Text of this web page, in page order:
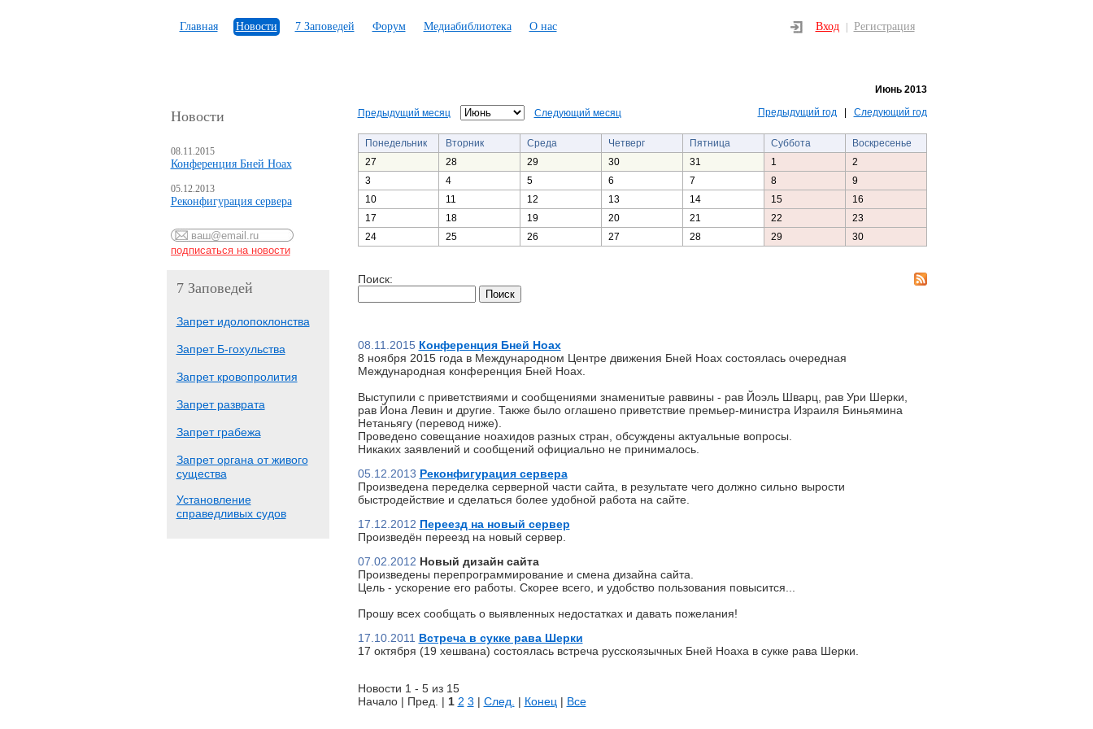
Главная Новости 7 Заповедей Форум Медиабиблиотека О нас Вход Регистрация
Новости
08.11.2015
Конференция Бней Ноах
05.12.2013
Реконфигурация сервера
7 Заповедей
Запрет идолопоклонства
Запрет Б-гохульства
Запрет кровопролития
Запрет разврата
Запрет грабежа
Запрет органа от живого
существа
Установление
справедливых судов
Июнь 2013
Предыдущий месяц Следующий месяц Предыдущий год| Следующий год
Понедельник Вторник Среда Четверг Пятница Суббота
Воскресенье
27
28 29 30 31 1
2
3
4 5 6 7 8
9
10
11 12 13 14 15
16
17
18 19 20 21 22
23
24
25 26 27 28 29 30
Поиск:
08.11.2015 Конференция Бней Ноах
8 ноября 2015 года в Международном Центре движения Бней Ноах состоялась очередная
Международная конференция Бней Ноах.
Выступили с приветствиями и сообщениями знаменитые раввины - рав Йоэль Шварц, рав Ури Шерки,
рав Йона Левин и другие. Также было оглашено приветствие премьер-министра Израиля Биньямина
Нетаньягу (перевод ниже).
Проведено совещание ноахидов разных стран, обсуждены актуальные вопросы.
Никаких заявлений и сообщений официально не принималось.
05.12.2013 Реконфигурация сервера
Произведена переделка серверной части сайта, в результате чего должно сильно вырости
быстродействие и сделаться более удобной работа на сайте.
17.12.2012 Переезд на новый сервер
Произведён переезд на новый сервер.
07.02.2012 Новый дизайн сайта
Произведены перепрограммирование и смена дизайна сайта.
Цель - ускорение его работы. Скорее всего, и удобство пользования повысится...
Прошу всех сообщать о выявленных недостатках и давать пожелания!
17.10.2011 Встреча в сукке рава Шерки
17 октября (19 хешвана) состоялась встреча русскоязычных Бней Ноаха в сукке рава Шерки.
Новости 1 - 5 из 15
Начало | Пред. | 1 2 3 | След. | Конец | Все